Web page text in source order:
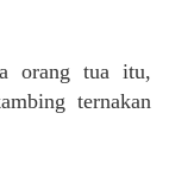
orang tua itu,
ternakan